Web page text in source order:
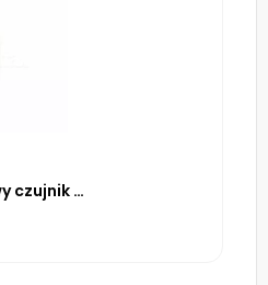
THERMOVAL gruntowy czujnik śniegu i lodu ESF 524 001